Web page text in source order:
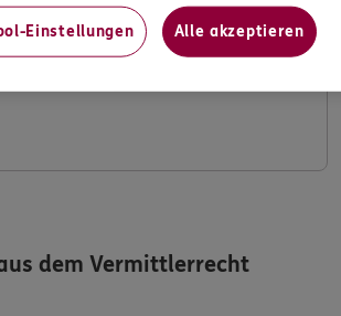
Services
dem Vermittlerrecht
Einstellungen Alle akzeptieren